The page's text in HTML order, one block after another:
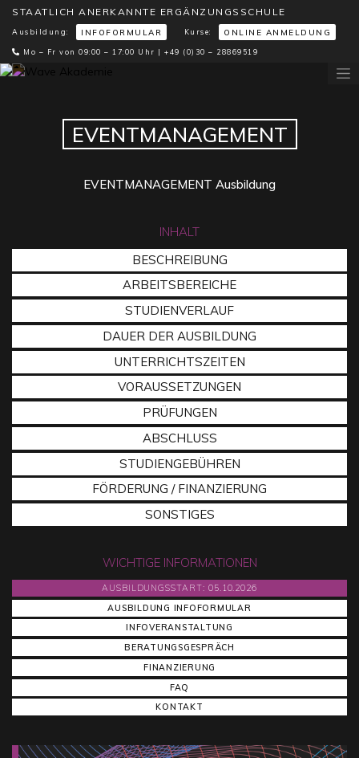
STAATLICH ANERKANNTE ERGÄNZUNGSSCHULE
Ausbildung: INFOFORMULAR Kurse: ONLINE ANMELDUNG
Mo – Fr von 09:00 – 17:00 Uhr | +49 (0)30 – 28869519
EVENTMANAGEMENT
EVENTMANAGEMENT Ausbildung
INHALT
BESCHREIBUNG
ARBEITSBEREICHE
STUDIENVERLAUF
DAUER DER AUSBILDUNG
UNTERRICHTSZEITEN
VORAUSSETZUNGEN
PRÜFUNGEN
ABSCHLUSS
STUDIENGEBÜHREN
FÖRDERUNG / FINANZIERUNG
SONSTIGES
WICHTIGE INFORMATIONEN
AUSBILDUNGSSTART: 05.10.2026
AUSBILDUNG INFOFORMULAR
INFOVERANSTALTUNG
BERATUNGSGESPRÄCH
FINANZIERUNG
FAQ
KONTAKT